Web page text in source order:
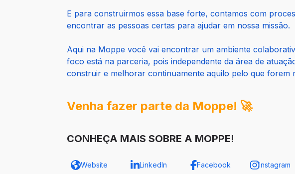
E para construirmos essa base forte, contamos com
encontrar as pessoas certas para ajudar em nossa missão.
Aqui na Moppe você vai encontrar um ambiente
foco está na parceria, pois independente da área de
construir e melhorar continuamente aquilo pelo que forem
Venha fazer parte da Moppe! 🚀
CONHEÇA MAIS SOBRE A MOPPE!
Website LinkedIn Facebook Instagram